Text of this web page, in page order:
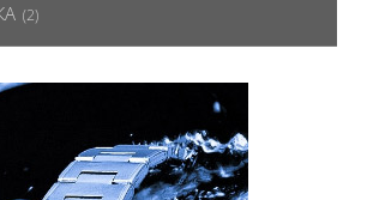
(2)